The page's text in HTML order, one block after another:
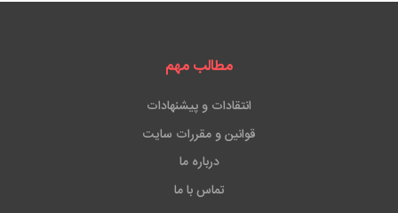
مطالب مهم
انتقادات و پیشنهادات
قوانین و مقررات سایت
درباره ما
تماس با ما